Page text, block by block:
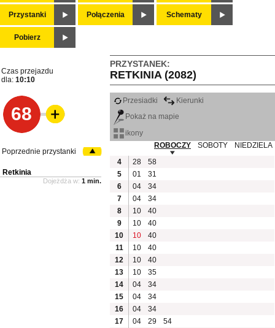
Przystanki Połączenia Schematy
Pobierz
PRZYSTANEK:
RETKINIA (2082)
Czas przejazdu
dla: 10:10
68
Przesiadki
Kierunki
Pokaż na mapie
ikony
ROBOCZY
SOBOTY
NIEDZIELA
4
28
58
5
01
31
6
04
34
7
04
34
8
10
40
9
10
40
10
10
40
11
10
40
12
10
40
13
10
35
14
04
34
15
04
34
16
04
34
17
04 29 54
Poprzednie przystanki
Retkinia
Dojeżdża w: 1 min.